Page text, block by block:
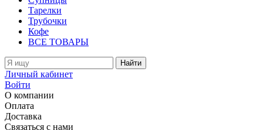
Тарелки
Трубочки
Кофе
ВСЕ ТОВАРЫ
Найти
Личный кабинет
Войти
О компании
Оплата
Доставка
Связаться с нами